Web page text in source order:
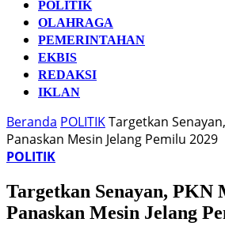
POLITIK
OLAHRAGA
PEMERINTAHAN
EKBIS
REDAKSI
IKLAN
Beranda POLITIKTargetkan
Panaskan Mesin Jelang Pemilu 2029
POLITIK
Targetkan Senayan, PKN
Panaskan Mesin Jelang